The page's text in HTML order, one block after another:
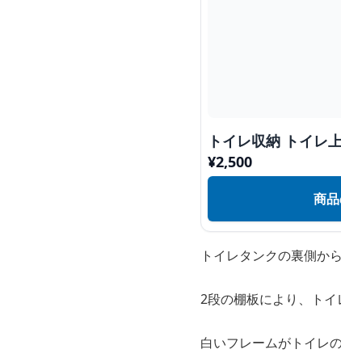
トイレ収納 トイレ
¥2,500
商
トイレタンクの裏側か
2段の棚板により、トイ
白いフレームがトイレ